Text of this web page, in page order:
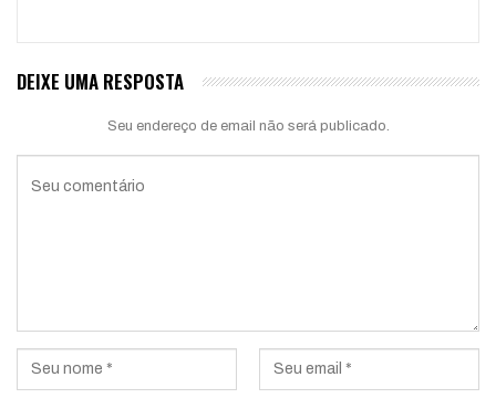
DEIXE UMA RESPOSTA
Seu endereço de email não será publicado.